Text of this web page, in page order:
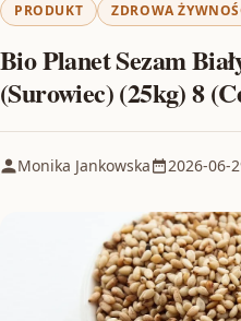
PRODUKT ZDROWA
Bio Planet Sezam
(Surowiec) (25kg) 8
Monika Jankowska 2026-06-